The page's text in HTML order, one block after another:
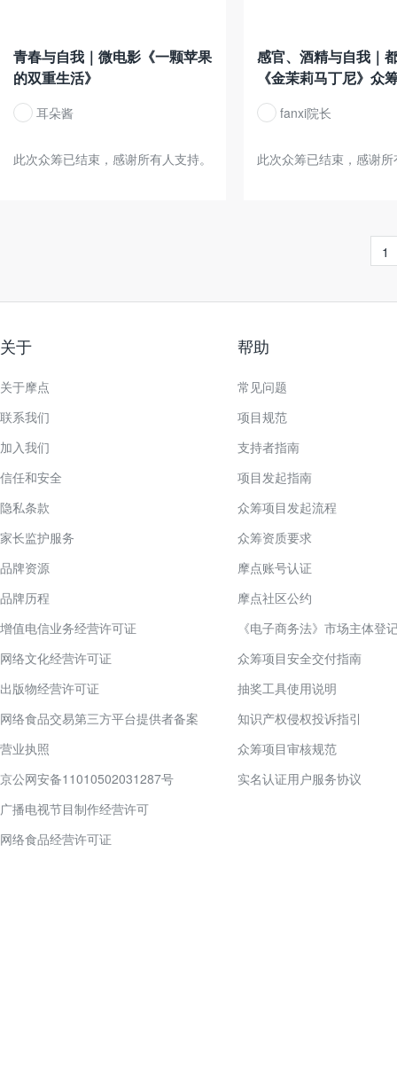
青春与自我｜微电影《一颗苹果
的双重生活》
耳朵酱
此次众筹已结束，感谢所有人支持。
感官、酒精与自我｜
《金茉莉马丁尼》众
fanxi院长
此次众筹已结束，感谢
1
关于
关于摩点
联系我们
加入我们
信任和安全
隐私条款
家长监护服务
品牌资源
品牌历程
增值电信业务经营许可证
网络文化经营许可证
出版物经营许可证
网络食品交易第三方平台提供者备案
营业执照
京公网安备11010502031287号
广播电视节目制作经营许可
网络食品经营许可证
帮助
常见问题
项目规范
支持者指南
项目发起指南
众筹项目发起流程
众筹资质要求
摩点账号认证
摩点社区公约
《电子商务法》市场主体登
众筹项目安全交付指南
抽奖工具使用说明
知识产权侵权投诉指引
众筹项目审核规范
实名认证用户服务协议